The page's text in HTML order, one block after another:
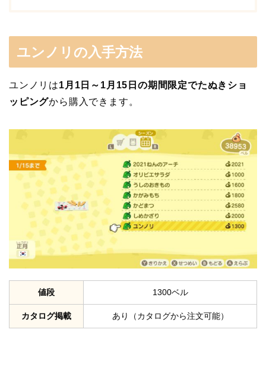
ユンノリの入手方法
ユンノリは1月1日～1月15日の期間限定でたぬきショ
ッピングから購入できます。
値段 1300ベル
カタログ掲載 あり（カタログから注文可能）